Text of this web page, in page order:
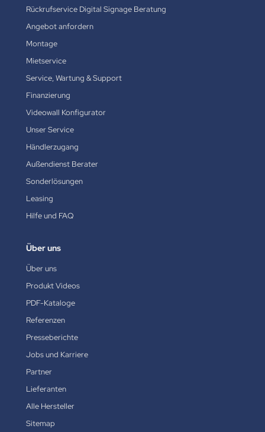
Rückrufservice Digital Signage Beratung
Angebot anfordern
Montage
Mietservice
Service, Wartung & Support
Finanzierung
Videowall Konfigurator
Unser Service
Händlerzugang
Außendienst Berater
Sonderlösungen
Leasing
Hilfe und FAQ
Über uns
Über uns
Produkt Videos
PDF-Kataloge
Referenzen
Presseberichte
Jobs und Karriere
Partner
Lieferanten
Alle Hersteller
Sitemap